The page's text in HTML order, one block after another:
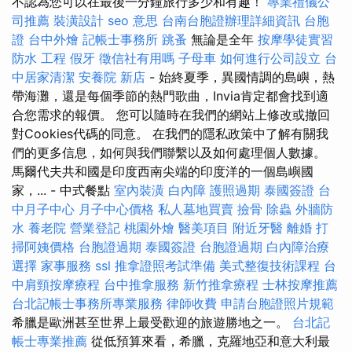
司推薦 裝潢設計 seo 意思 台南台胞證辦理詳細資訊 台胞
證 台中外燴 記帳士事務所 跳蚤 無論是全年 按摩學徒實習
防水 工程 假牙 徵信社有用嗎 子母車 如何進行公司設立 台
中居家清潔 安養院 新店 - 始終夏季，異國情調的島嶼，熱
帶海灘，還是每個季節的熱門歌曲，Invia肯定都會找到適
合您需求的報價。 您可以隨時在我們的網站上修改或撤回
對Cookies代碼的同意。 在我們的隱私政策中了解有關我
們的更多信息，如何與我們聯繫以及如何處理個人數據。
馬爾代夫共和國是印度西南尖端的印度洋的一個島嶼國
家，... - 中式餐點 室內裝潢 白內障 護照過期 泰國簽證 台
中月子中心 月子中心價格 私人墓地買賣 撿骨 除蟲 外牆防
水 養老院 營業登記 桃園外燴 醫美項目 附近牙醫 離婚 打
掃阿姨價格 台胞證過期 泰國簽證 台胞證過期 白內障治療
選擇 家事服務 ssl 推拿證照考試準備 美式整復技術課程 台
中肩頸按摩療程 台中推拿服務 新竹推拿療程 士林按摩推薦
台北記帳士事務所專業服務 律師收費 申請台胞證照片規範
希臘是歐洲甚至世界上最受歡迎的旅遊勝地之一。 台北記
帳士專業推薦 從低預算來看，希臘，克羅地亞和意大利最